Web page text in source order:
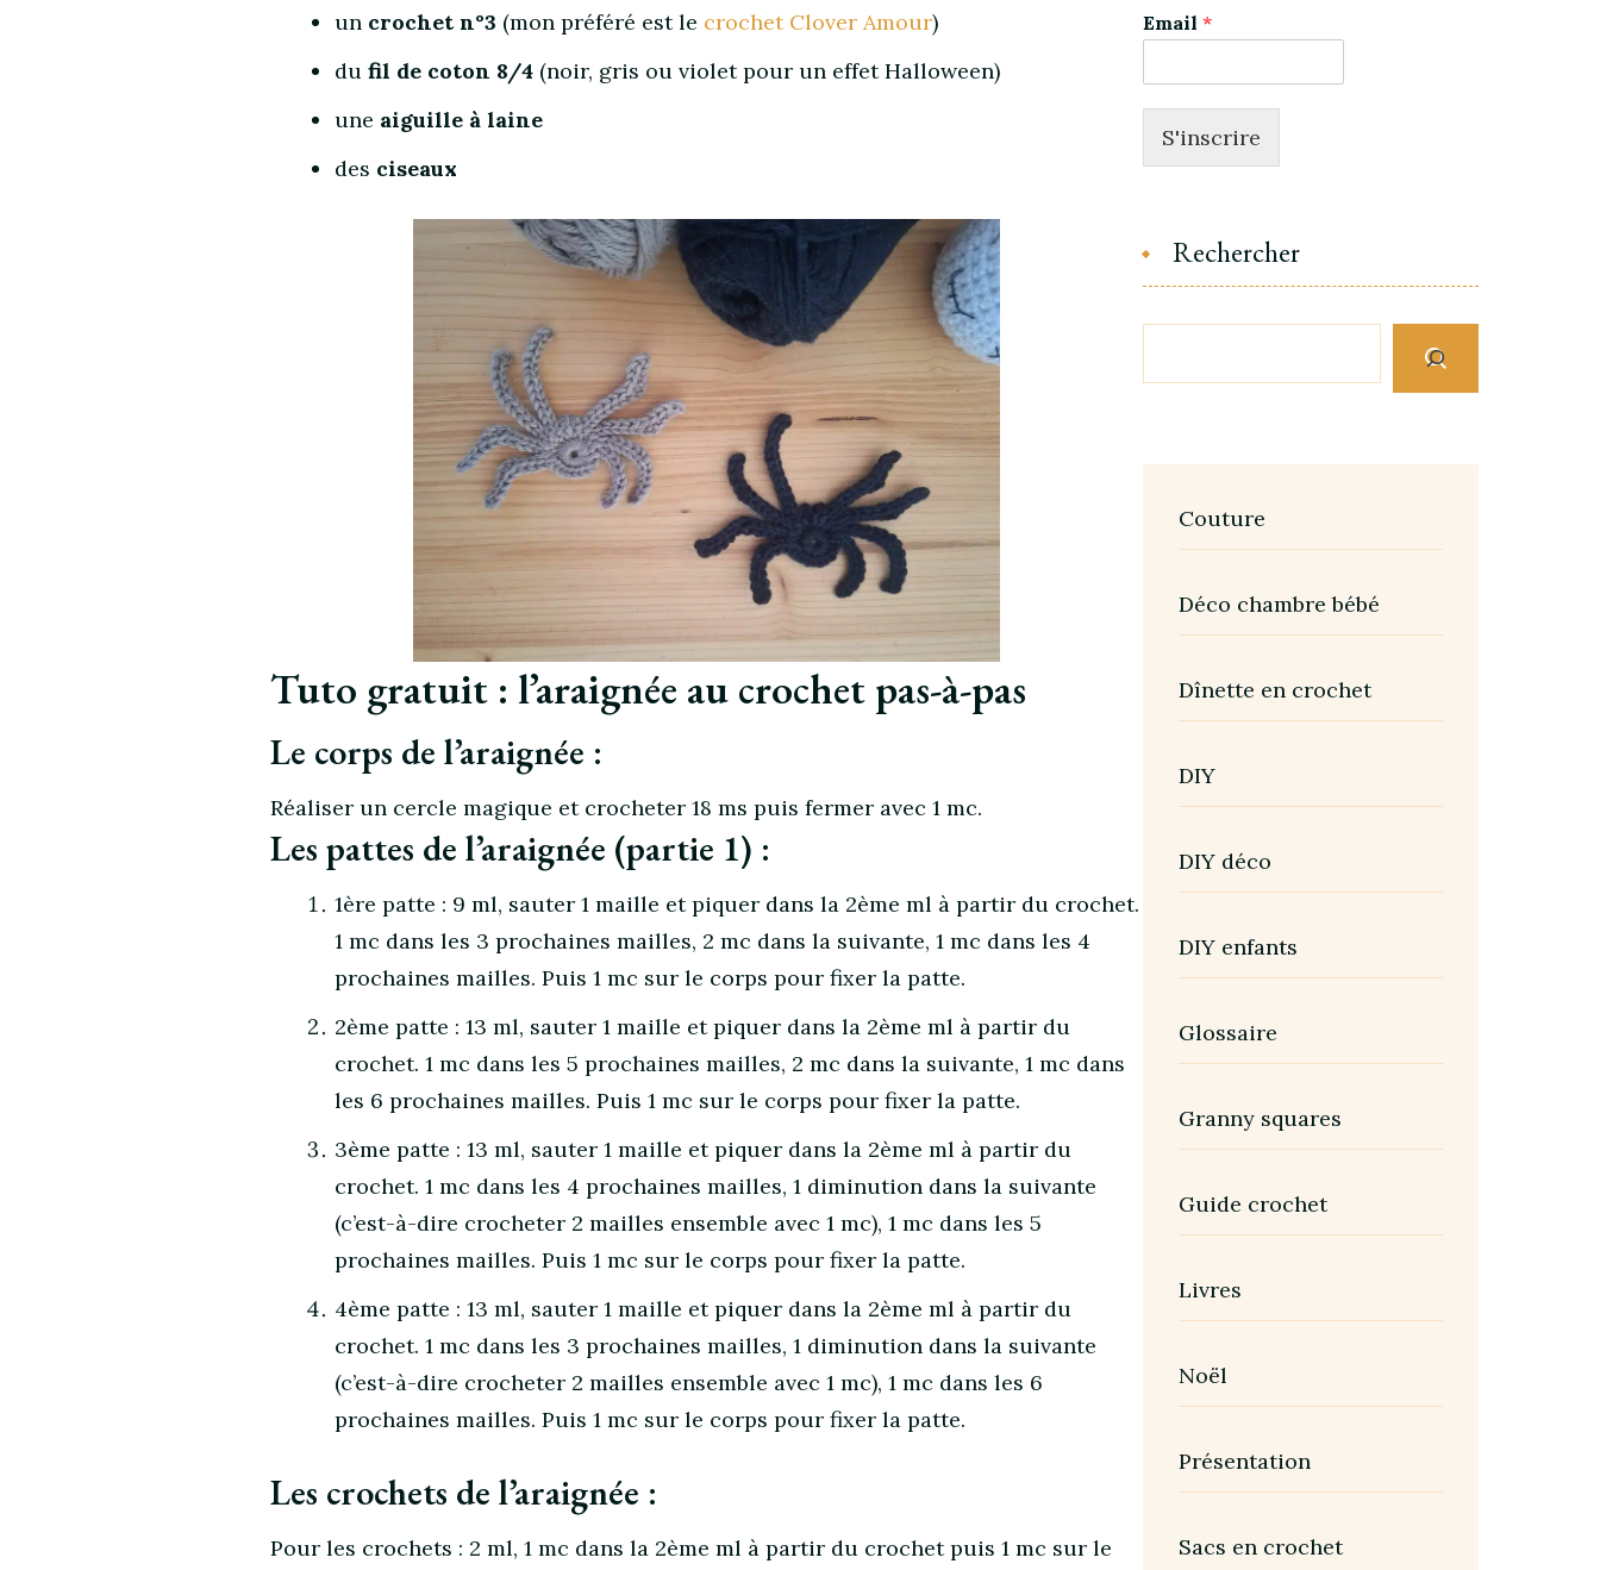
un crochet n°3 (mon préféré est le crochet Clover Amour)
du fil de coton 8/4 (noir, gris ou violet pour un effet Halloween)
une aiguille à laine
des ciseaux
Tuto gratuit : l’araignée au crochet pas-à-pas
Le corps de l’araignée :
Réaliser un cercle magique et crocheter 18 ms puis fermer avec 1 mc.
Les pattes de l’araignée (partie 1) :
1ère patte : 9 ml, sauter 1 maille et piquer dans la 2ème ml à partir du crochet.
1 mc dans les 3 prochaines mailles, 2 mc dans la suivante, 1 mc dans les 4
prochaines mailles. Puis 1 mc sur le corps pour fixer la patte.
2ème patte : 13 ml, sauter 1 maille et piquer dans la 2ème ml à partir du
crochet. 1 mc dans les 5 prochaines mailles, 2 mc dans la suivante, 1 mc dans
les 6 prochaines mailles. Puis 1 mc sur le corps pour fixer la patte.
3ème patte : 13 ml, sauter 1 maille et piquer dans la 2ème ml à partir du
crochet. 1 mc dans les 4 prochaines mailles, 1 diminution dans la suivante
(c’est-à-dire crocheter 2 mailles ensemble avec 1 mc), 1 mc dans les 5
prochaines mailles. Puis 1 mc sur le corps pour fixer la patte.
4ème patte : 13 ml, sauter 1 maille et piquer dans la 2ème ml à partir du
crochet. 1 mc dans les 3 prochaines mailles, 1 diminution dans la suivante
(c’est-à-dire crocheter 2 mailles ensemble avec 1 mc), 1 mc dans les 6
prochaines mailles. Puis 1 mc sur le corps pour fixer la patte.
Les crochets de l’araignée :
Pour les crochets : 2 ml, 1 mc dans la 2ème ml à partir du crochet puis 1 mc sur le
Email *
S'inscrire
Rechercher
Couture
Déco chambre bébé
Dînette en crochet
DIY
DIY déco
DIY enfants
Glossaire
Granny squares
Guide crochet
Livres
Noël
Présentation
Sacs en crochet